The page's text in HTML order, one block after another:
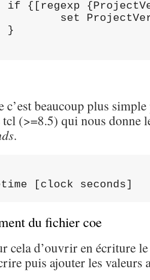
c’est beaucoup plus
(>=8.5) qui nous donne
.
du fichier coe
cela d’ouvrir en écriture le
puis ajouter les valeurs